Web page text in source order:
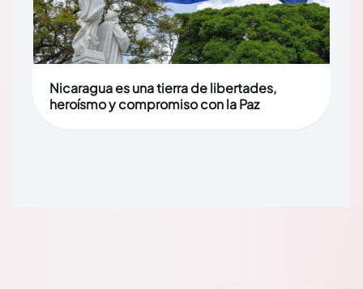
Nicaragua es una tierra de libertades,
heroísmo y compromiso con la Paz